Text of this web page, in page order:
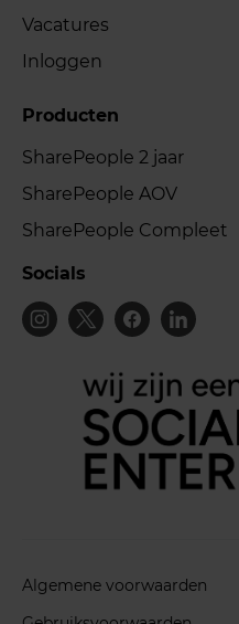
Vacatures
Inloggen
Producten
SharePeople 2 jaar
SharePeople AOV
SharePeople Compleet
Socials
Algemene voorwaarden